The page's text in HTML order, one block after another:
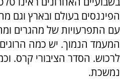
הפיננסים בעולם ובארץ וגם
עם התפרעויות של מהגרים
המעמד הנמוך. יש כמה
לרכוש. הסדר הציבורי קרס.
נמשכת.